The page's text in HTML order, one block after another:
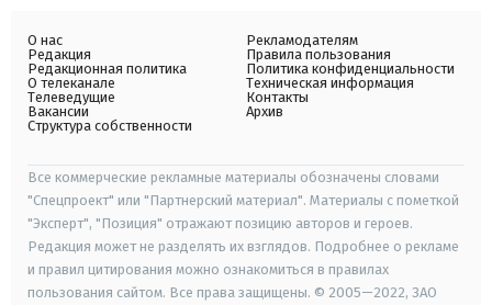
О нас
Редакция
Редакционная политика
О телеканале
Телеведущие
Вакансии
Структура собственности
Рекламодателям
Правила пользования
Политика конфиденциальности
Техническая информация
Контакты
Архив
Все коммерческие рекламные материалы обозначены словами
"Спецпроект" или "Партнерский материал". Материалы с пометкой
"Эксперт", "Позиция" отражают позицию авторов и героев.
Редакция может не разделять их взглядов. Подробнее о рекламе
и правил цитирования можно ознакомиться в правилах
пользования сайтом. Все права защищены. © 2005—2022, ЗАО